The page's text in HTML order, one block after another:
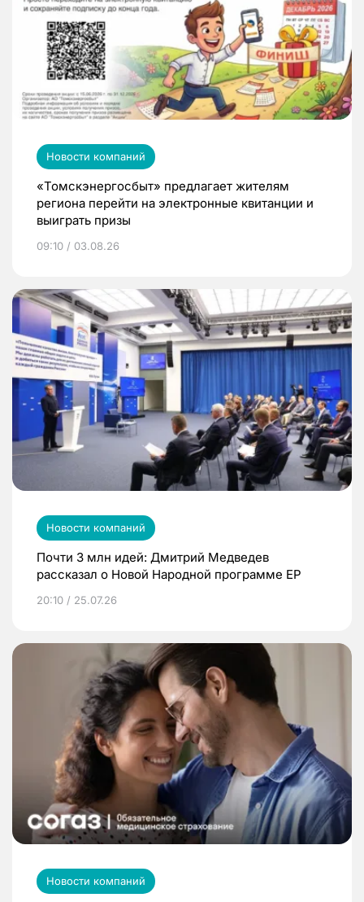
Новости компаний
«Томскэнергосбыт» предлагает жителям
региона перейти на электронные квитанции и
выиграть призы
09:10 / 03.08.26
Новости компаний
Почти 3 млн идей: Дмитрий Медведев
рассказал о Новой Народной программе ЕР
20:10 / 25.07.26
Новости компаний